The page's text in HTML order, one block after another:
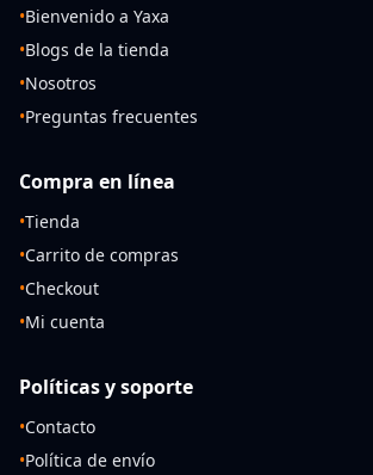
•Bienvenido a Yaxa
•Blogs de la tienda
•Nosotros
•Preguntas frecuentes
Compra en línea
•Tienda
•Carrito de compras
•Checkout
•Mi cuenta
Políticas y soporte
•Contacto
•Política de envío